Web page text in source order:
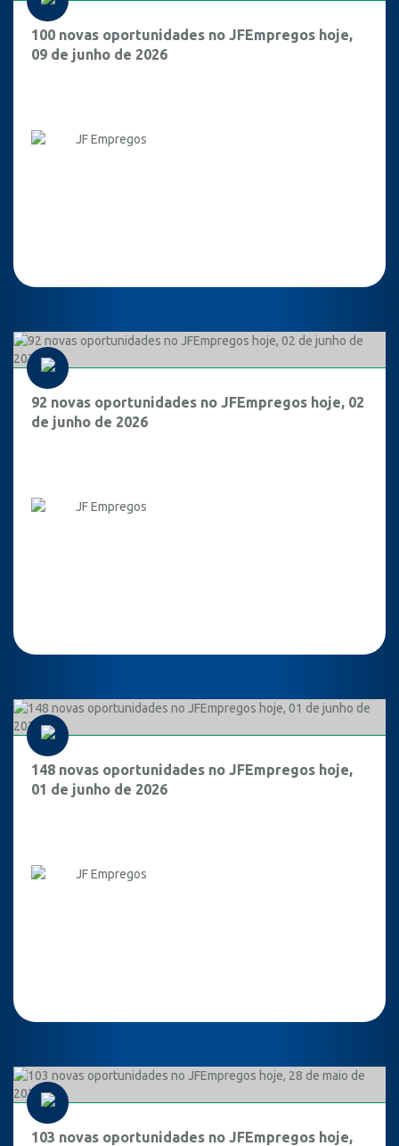
100 novas oportunidades no JFEmpregos hoje,
09 de junho de 2026
JF Empregos
92 novas oportunidades no JFEmpregos hoje, 02
de junho de 2026
JF Empregos
148 novas oportunidades no JFEmpregos hoje,
01 de junho de 2026
JF Empregos
103 novas oportunidades no JFEmpregos hoje,